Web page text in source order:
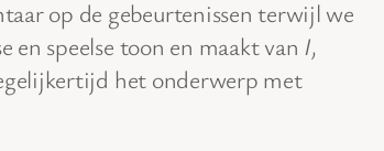
op de gebeurtenissen terwijl we
en speelse toon en maakt van I,
het onderwerp met